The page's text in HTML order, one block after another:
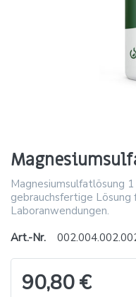
Magnesiumsulfatlösung
gebrauchsfertige Lösung
Laboranwendungen.
Art.-Nr.
90,80 €